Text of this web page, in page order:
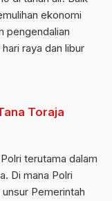
ekonomi
pengendalian
raya dan libur
Toraja
terutama dalam
Di mana Polri
Pemerintah